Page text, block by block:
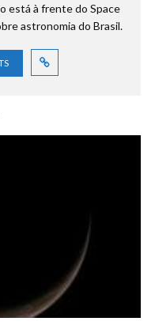
está à frente do Space
astronomia do Brasil.